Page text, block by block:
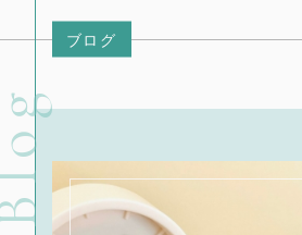
ブログ